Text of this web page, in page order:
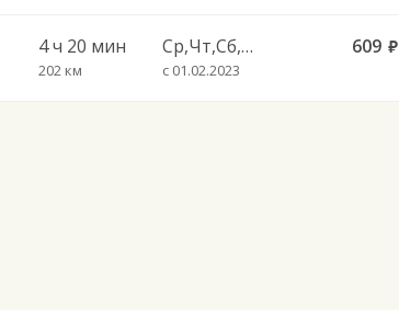
4 ч 20 мин
202 км
Ср,Чт,Сб,Вс
с 01.02.2023
609 руб.